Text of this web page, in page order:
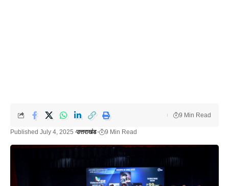
Published July 4, 2025 उत्तराखंड 9 Min Read
9 Min Read